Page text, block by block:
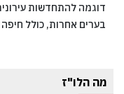
דוגמה להתחדשות
בערים אחרות, כולל חיפה
מה הלו"ז